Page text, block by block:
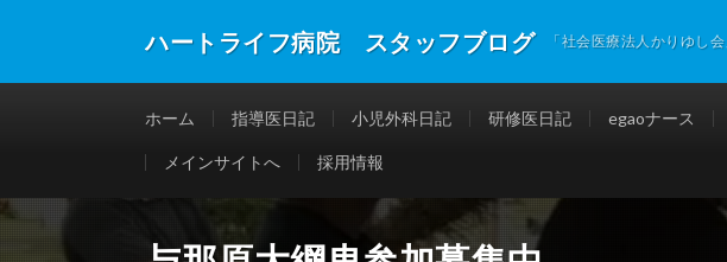
ハートライフ病院 スタッフブログ 「社会医療法人かりゆし
ホーム 指導医日記 小児外科日記 研修医日記 egaoナース
メインサイトへ 採用情報